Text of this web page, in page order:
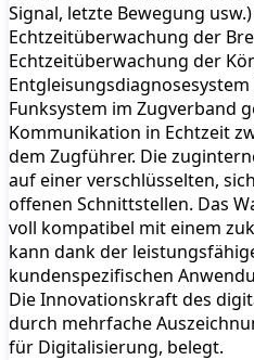
Signal, letzte Bewegung
Echtzeitüberwachung der
Echtzeitüberwachung der
Entgleisungsdiagnosesystem
Funksystem im Zugverband
Kommunikation in Echtzeit
dem Zugführer. Die
auf einer verschlüsselten,
offenen Schnittstellen. Das
voll kompatibel mit einem
kann dank der
kundenspezifischen
Die Innovationskraft des
durch mehrfache
für Digitalisierung, belegt.